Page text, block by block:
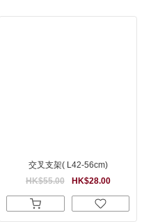
交叉支架( L42-56cm)
HK$28.00
HK$55.00